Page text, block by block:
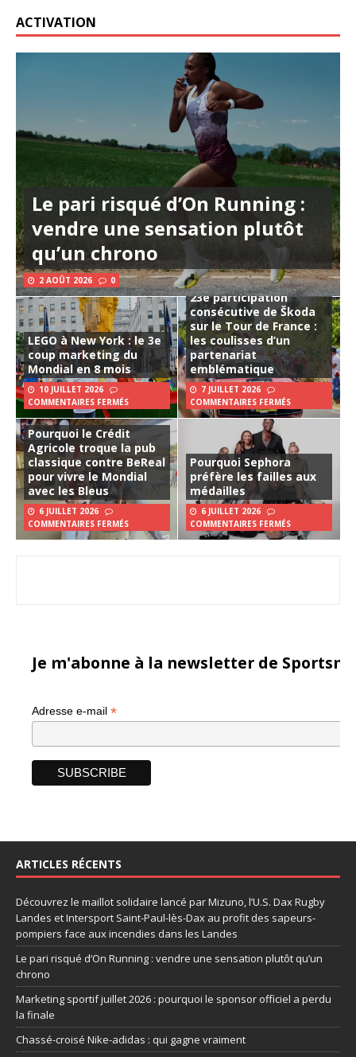
ACTIVATION
Le pari risqué d’On Running :
vendre une sensation plutôt
qu’un chrono
2 AOÛT 2026 0
LEGO à New York : le 3e
coup marketing du
Mondial en 8 mois
10 JUILLET 2026
COMMENTAIRES FERMÉS
23e participation
consécutive de Škoda
sur le Tour de France :
les coulisses d’un
partenariat
emblématique
7 JUILLET 2026
COMMENTAIRES FERMÉS
Pourquoi le Crédit
Agricole troque la pub
classique contre BeReal
pour vivre le Mondial
avec les Bleus
6 JUILLET 2026
COMMENTAIRES FERMÉS
Pourquoi Sephora
préfère les failles aux
médailles
6 JUILLET 2026
COMMENTAIRES FERMÉS
Je m'abonne à la newsletter de
Adresse e-mail *
ARTICLES RÉCENTS
Découvrez le maillot solidaire lancé par Mizuno, l’U.S. Dax Rugby
Landes et Intersport Saint-Paul-lès-Dax au profit des sapeurs-
pompiers face aux incendies dans les Landes
Le pari risqué d’On Running : vendre une sensation plutôt qu’un
chrono
Marketing sportif juillet 2026 : pourquoi le sponsor officiel a perdu
la finale
Chassé-croisé Nike-adidas : qui gagne vraiment